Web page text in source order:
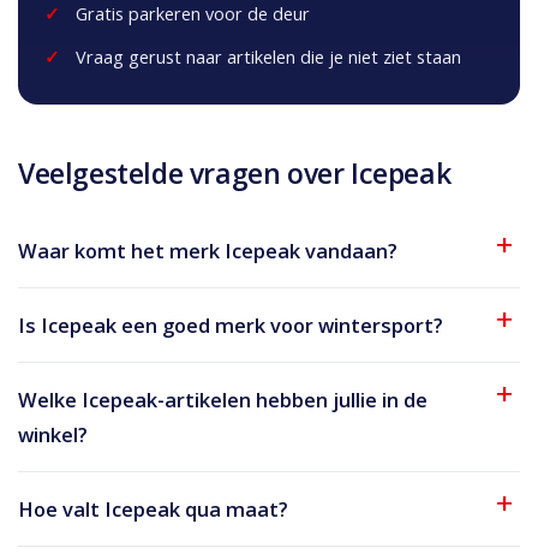
Gratis parkeren voor de deur
Vraag gerust naar artikelen die je niet ziet staan
Veelgestelde vragen over Icepeak
Waar komt het merk Icepeak vandaan?
Is Icepeak een goed merk voor wintersport?
Welke Icepeak-artikelen hebben jullie in de
winkel?
Hoe valt Icepeak qua maat?